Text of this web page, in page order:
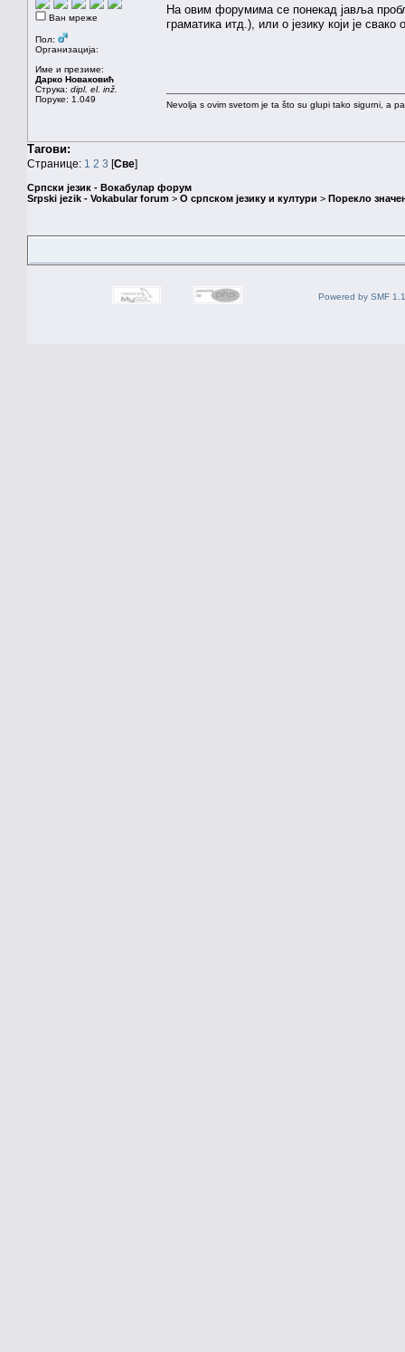
Ван мреже
Пол:
Организација:
Име и презиме:
Дарко Новаковић
Струка: dipl. el. inž.
Поруке: 1.049
На овим форумима се понекад јавља
граматика итд.), или о језику који је
Nevolja s ovim svetom je ta što su glupi tako sigurni, a
Тагови:
Странице: 1 2 3 [Све]
Српски језик - Вокабулар форум
Srpski jezik - Vokabular forum > О српском језику и култури > Порекло
Powered by SMF